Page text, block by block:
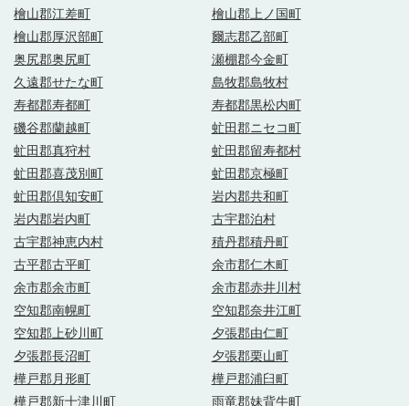
檜山郡江差町
檜山郡上ノ国町
檜山郡厚沢部町
爾志郡乙部町
奥尻郡奥尻町
瀬棚郡今金町
久遠郡せたな町
島牧郡島牧村
寿都郡寿都町
寿都郡黒松内町
磯谷郡蘭越町
虻田郡ニセコ町
虻田郡真狩村
虻田郡留寿都村
虻田郡喜茂別町
虻田郡京極町
虻田郡倶知安町
岩内郡共和町
岩内郡岩内町
古宇郡泊村
古宇郡神恵内村
積丹郡積丹町
古平郡古平町
余市郡仁木町
余市郡余市町
余市郡赤井川村
空知郡南幌町
空知郡奈井江町
空知郡上砂川町
夕張郡由仁町
夕張郡長沼町
夕張郡栗山町
樺戸郡月形町
樺戸郡浦臼町
樺戸郡新十津川町
雨竜郡妹背牛町